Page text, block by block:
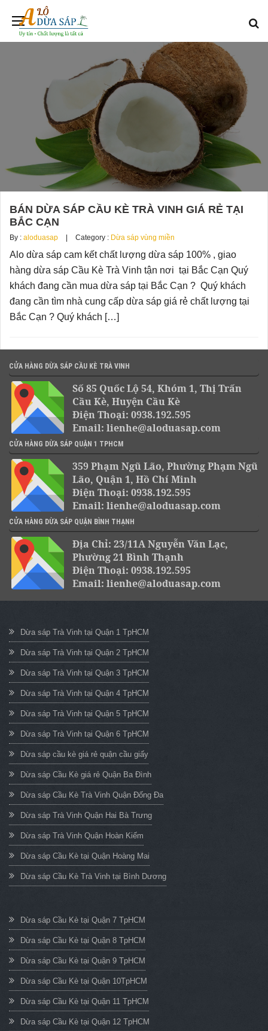
BÁN DỪA SÁP CẦU KÈ TRÀ VINH GIÁ RẺ TẠI
BẮC CẠN
By : aloduasap Category : Dừa sáp vùng miền
Alo dừa sáp cam kết chất lượng dừa sáp 100% , giao
hàng dừa sáp Cầu Kè Trà Vinh tận nơi tại Bắc Cạn Quý
khách đang cần mua dừa sáp tại Bắc Cạn ? Quý khách
đang cần tìm nhà cung cấp dừa sáp giá rẻ chất lượng tại
Bắc Cạn ? Quý khách […]
CỬA HÀNG DỪA SÁP CẦU KÈ TRÀ VINH
Số 85 Quốc Lộ 54, Khóm 1, Thị Trấn
Cầu Kè, Huyện Cầu Kè
Điện Thoại: 0938.192.595
Email: lienhe@aloduasap.com
CỬA HÀNG DỪA SÁP QUẬN 1 TPHCM
359 Phạm Ngũ Lão, Phường Phạm Ngũ
Lão, Quận 1, Hồ Chí Minh
Điện Thoại: 0938.192.595
Email: lienhe@aloduasap.com
CỬA HÀNG DỪA SÁP QUẬN BÌNH THẠNH
Địa Chỉ: 23/11A Nguyễn Văn Lạc,
Phường 21 Bình Thạnh
Điện Thoại: 0938.192.595
Email: lienhe@aloduasap.com
Dừa sáp Trà Vinh tại Quận 1 TpHCM
Dừa sáp Trà Vinh tại Quận 2 TpHCM
Dừa sáp Trà Vinh tại Quận 3 TpHCM
Dừa sáp Trà Vinh tại Quận 4 TpHCM
Dừa sáp Trà Vinh tại Quận 5 TpHCM
Dừa sáp Trà Vinh tại Quận 6 TpHCM
Dừa sáp cầu kè giá rẻ quận cầu giấy
Dừa sáp Cầu Kè giá rẻ Quận Ba Đình
Dừa sáp Cầu Kè Trà Vinh Quận Đống Đa
Dừa sáp Trà Vinh Quận Hai Bà Trưng
Dừa sáp Trà Vinh Quận Hoàn Kiếm
Dừa sáp Cầu Kè tại Quận Hoàng Mai
Dừa sáp Cầu Kè Trà Vinh tại Bình Dương
Dừa sáp Cầu Kè tại Quận 7 TpHCM
Dừa sáp Cầu Kè tại Quận 8 TpHCM
Dừa sáp Cầu Kè tại Quận 9 TpHCM
Dừa sáp Cầu Kè tại Quận 10TpHCM
Dừa sáp Cầu Kè tại Quận 11 TpHCM
Dừa sáp Cầu Kè tại Quận 12 TpHCM